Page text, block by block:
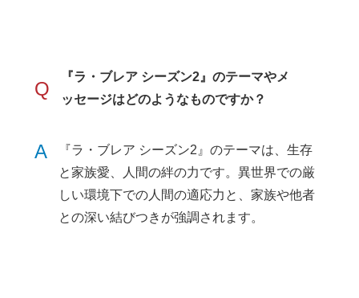
Q
『ラ・ブレア シーズン2』のテーマやメ
ッセージはどのようなものですか？
A
『ラ・ブレア シーズン2』のテーマは、生存
と家族愛、人間の絆の力です。異世界での厳
しい環境下での人間の適応力と、家族や他者
との深い結びつきが強調されます。